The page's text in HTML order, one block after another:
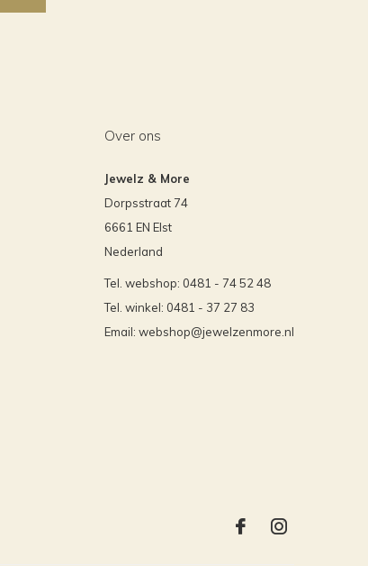
Over ons
Jewelz & More
Dorpsstraat 74
6661 EN Elst
Nederland
Tel. webshop: 0481 - 74 52 48
Tel. winkel: 0481 - 37 27 83
Email: webshop@jewelzenmore.nl